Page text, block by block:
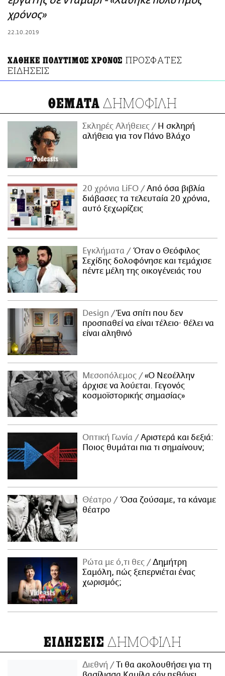
ΑΜΠΑ
χρόνος»
22.10.2019
ΧΑΘΗΚΕ ΠΟΛΥΤΙΜΟΣ ΧΡΟΝΟΣ ΠΡΟΣΦΑΤΕΣ
ΕΙΔΗΣΕΙΣ
ΘΕΜΑΤΑ ΔΗΜΟΦΙΛΗ
Σκληρές Αλήθειες
H σκληρή
αλήθεια για τον Πάνο Βλάχο
20 χρόνια LiFO
Από όσα βιβλία
διάβασες τα τελευταία 20 χρόνια,
αυτό ξεχωρίζεις
Εγκλήματα
Όταν ο Θεόφιλος
Σεχίδης δολοφόνησε και τεμάχισε
πέντε μέλη της οικογένειάς του
Design
Ένα σπίτι που δεν
προσπαθεί να είναι τέλειο· θέλει να
είναι αληθινό
Μεσοπόλεμος
«Ο Νεοέλλην
άρχισε να λούεται. Γεγονός
κοσμοϊστορικής σημασίας»
Οπτική Γωνία
Αριστερά και δεξιά:
Ποιος θυμάται πια τι σημαίνουν;
Θέατρο
Όσα ζούσαμε, τα κάναμε
θέατρο
Ρώτα με ό,τι θες
Δημήτρη
Σαμόλη, πώς ξεπερνιέται ένας
χωρισμός;
ΕΙΔΗΣΕΙΣ ΔΗΜΟΦΙΛΗ
Διεθνή
Τι θα ακολουθήσει για τη